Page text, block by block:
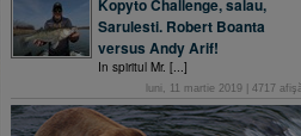
Kopyto Challenge, salau,
Sarulesti. Robert Boanta
versus Andy Arif!
In spiritul Mr. [...]
luni, 11 martie 2019 4717